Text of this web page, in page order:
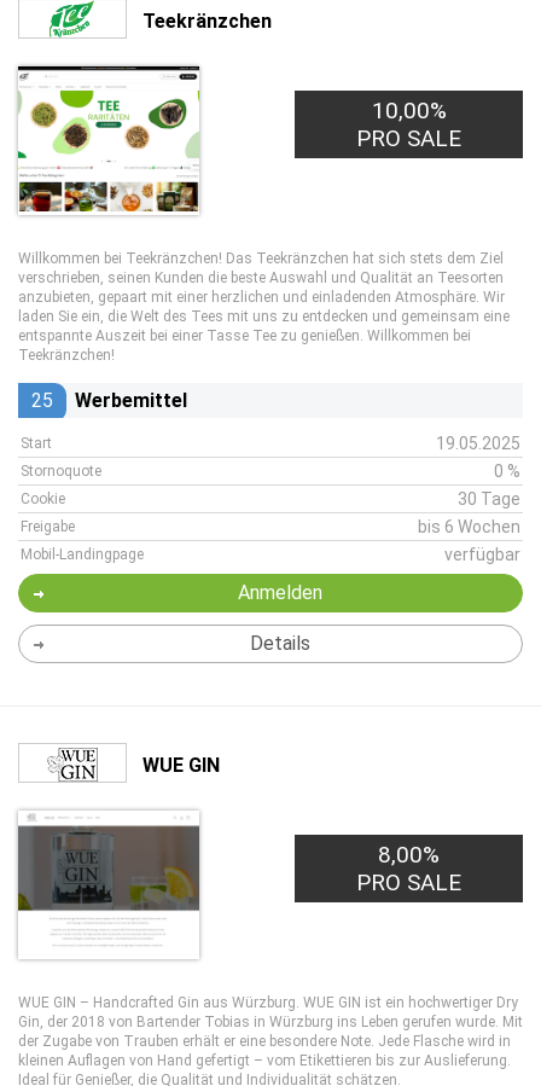
Teekränzchen
10,00%
PRO SALE
Willkommen bei Teekränzchen! Das Teekränzchen hat sich stets dem Ziel
verschrieben, seinen Kunden die beste Auswahl und Qualität an Teesorten
anzubieten, gepaart mit einer herzlichen und einladenden Atmosphäre. Wir
laden Sie ein, die Welt des Tees mit uns zu entdecken und gemeinsam eine
entspannte Auszeit bei einer Tasse Tee zu genießen. Willkommen bei
Teekränzchen!
25 Werbemittel
Start 19.05.2025
Stornoquote 0 %
Cookie 30 Tage
Freigabe bis 6 Wochen
Mobil-Landingpage verfügbar
Anmelden
Details
WUE GIN
8,00%
PRO SALE
WUE GIN – Handcrafted Gin aus Würzburg. WUE GIN ist ein hochwertiger Dry
Gin, der 2018 von Bartender Tobias in Würzburg ins Leben gerufen wurde. Mit
der Zugabe von Trauben erhält er eine besondere Note. Jede Flasche wird in
kleinen Auflagen von Hand gefertigt – vom Etikettieren bis zur Auslieferung.
Ideal für Genießer, die Qualität und Individualität schätzen.